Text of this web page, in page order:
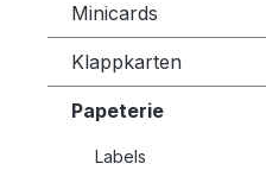
Minicards
Klappkarten
Papeterie
Labels